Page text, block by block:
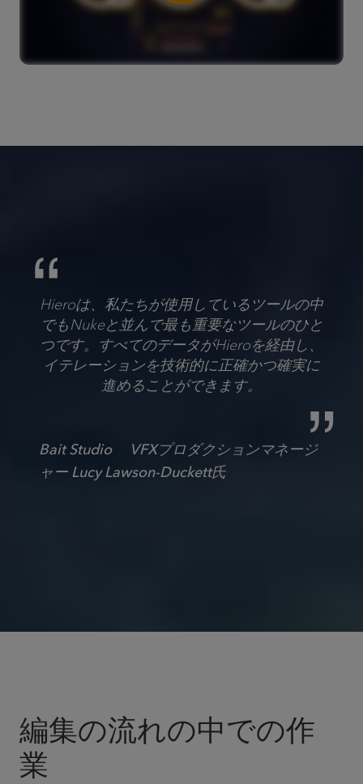
Hieroは、私たちが使用しているツールの中
でもNukeと並んで最も重要なツールのひと
つです。すべてのデータがHieroを経由し、
イテレーションを技術的に正確かつ確実に
進めることができます。
Bait Studio VFXプロダクションマネージ
ャー Lucy Lawson-Duckett氏
編集の流れの中での作
業